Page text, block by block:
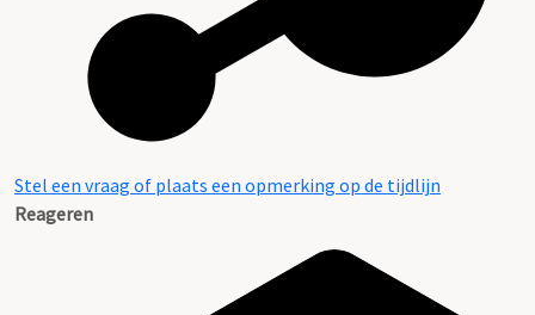
Stel een vraag of plaats een opmerking op de tijdlijn
Reageren